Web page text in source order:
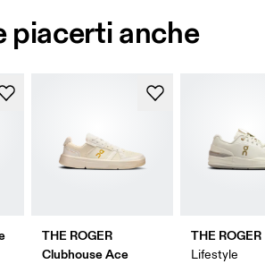
piacerti anche
THE ROGER
Clubhouse Ace
THE
Lifestyle